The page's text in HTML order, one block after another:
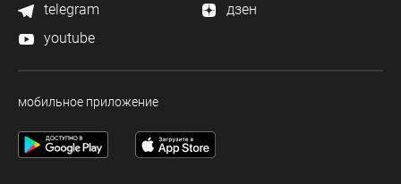
telegram
дзен
youtube
мобильное приложение